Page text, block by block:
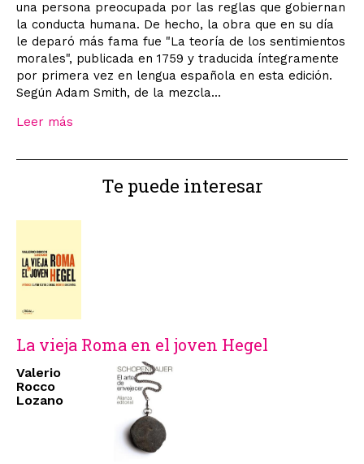
una persona preocupada por las reglas que gobiernan
la conducta humana. De hecho, la obra que en su día
le deparó más fama fue "La teoría de los sentimientos
morales", publicada en 1759 y traducida íntegramente
por primera vez en lengua española en esta edición.
Según Adam Smith, de la mezcla...
Leer más
Te puede interesar
La vieja Roma en el joven Hegel
Valerio
Rocco
Lozano